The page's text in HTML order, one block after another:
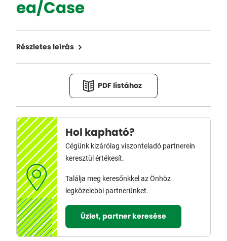
ea/Case
Részletes leírás
PDF listához
Hol kapható?
Cégünk kizárólag viszonteladó partnerein
keresztül értékesít.
Találja meg keresőnkkel az Önhöz
legközelebbi partnerünket.
Üzlet, partner keresése